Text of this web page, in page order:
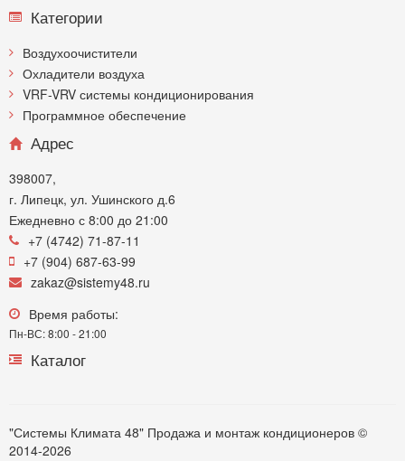
Категории
Воздухоочистители
Охладители воздуха
VRF-VRV системы кондиционирования
Программное обеспечение
Адрес
398007,
г. Липецк, ул. Ушинского д.6
Ежедневно с 8:00 до 21:00
+7 (4742) 71-87-11
+7 (904) 687-63-99
zakaz@sistemy48.ru
Время работы:
Пн-ВС: 8:00 - 21:00
Каталог
"Системы Климата 48" Продажа и монтаж кондиционеров ©
2014-2026